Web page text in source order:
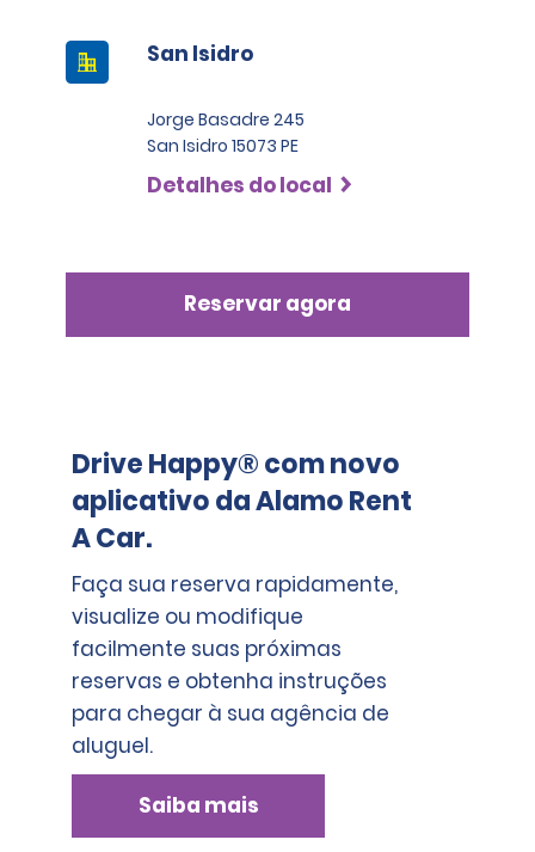
San Isidro
Jorge Basadre 245
San Isidro 15073 PE
Detalhes do local
Reservar agora
Drive Happy® com novo
aplicativo da Alamo Rent
A Car.
Faça sua reserva rapidamente,
visualize ou modifique
facilmente suas próximas
reservas e obtenha instruções
para chegar à sua agência de
aluguel.
Saiba mais